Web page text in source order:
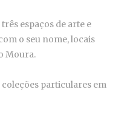
espaços de arte e
o seu nome, locais
Moura.
particulares em